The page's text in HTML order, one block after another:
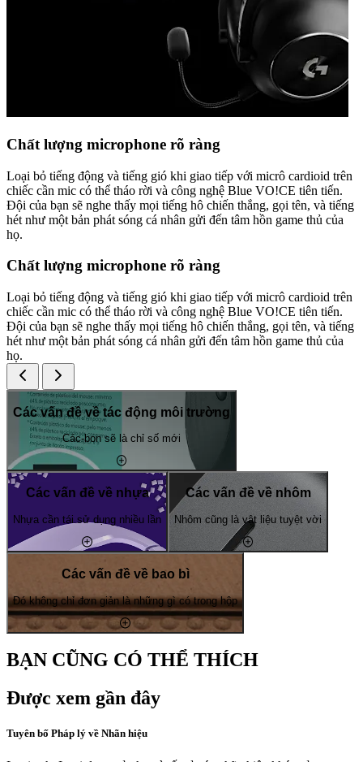
Chất lượng microphone rõ ràng
Loại bỏ tiếng động và tiếng gió khi giao tiếp với micrô cardioid trên
chiếc cần mic có thể tháo rời và công nghệ Blue VO!CE tiên tiến.
Đội của bạn sẽ nghe thấy mọi tiếng hô chiến thắng, gọi tên, và tiếng
hét như một bản phát sóng cá nhân gửi đến tâm hồn game thủ của
họ.
Chất lượng microphone rõ ràng
Loại bỏ tiếng động và tiếng gió khi giao tiếp với micrô cardioid trên
chiếc cần mic có thể tháo rời và công nghệ Blue VO!CE tiên tiến.
Đội của bạn sẽ nghe thấy mọi tiếng hô chiến thắng, gọi tên, và tiếng
hét như một bản phát sóng cá nhân gửi đến tâm hồn game thủ của
họ.
Các vấn đề về tác động môi trường
Các-bon sẽ là chỉ số mới
Các vấn đề về nhựa
Nhựa cần tái sử dụng nhiều lần
Các vấn đề về nhôm
Nhôm cũng là vật liệu tuyệt vời
Các vấn đề về bao bì
Đó không chỉ đơn giản là những gì có trong hộp
BẠN CŨNG CÓ THỂ THÍCH
Được xem gần đây
Tuyên bố Pháp lý về Nhãn hiệu